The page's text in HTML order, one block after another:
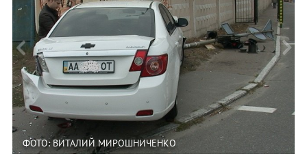
ФОТО: ВИТАЛИЙ МИРОШНИЧЕНКО